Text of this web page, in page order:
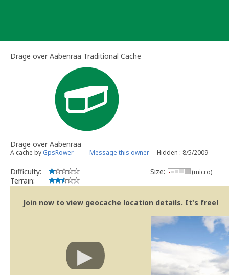
Drage over Aabenraa Traditional Cache
Drage over Aabenraa
A cache by GpsRower Message this owner Hidden : 8/5/2009
Difficulty:
Terrain:
Size: (micro)
Join now to view geocache location details. It's free!